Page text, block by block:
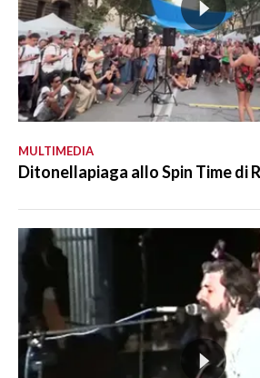
MULTIMEDIA
Ditonellapiaga allo Spin Time di